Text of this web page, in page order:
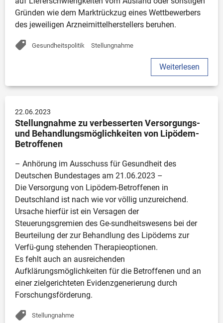
Gründen wie dem Marktrückzug eines Wettbewerbers
des jeweiligen Arzneimittelherstellers beruhen.
Gesundheitspolitik Stellungnahme
Weiterlesen
22.06.2023
Stellungnahme zu verbesserten Versorgungs-
und Behandlungsmöglichkeiten von Lipödem-
Betroffenen
– Anhörung im Ausschuss für Gesundheit des
Deutschen Bundestages am 21.06.2023 –
Die Versorgung von Lipödem-Betroffenen in
Deutschland ist nach wie vor völlig unzureichend.
Ursache hierfür ist ein Versagen der
Steuerungsgremien des Ge-sundheitswesens bei der
Beurteilung der zur Behandlung des Lipödems zur
Verfü-gung stehenden Therapieoptionen.
Es fehlt auch an ausreichenden
Aufklärungsmöglichkeiten für die Betroffenen und an
einer zielgerichteten Evidenzgenerierung durch
Forschungsförderung.
Stellungnahme